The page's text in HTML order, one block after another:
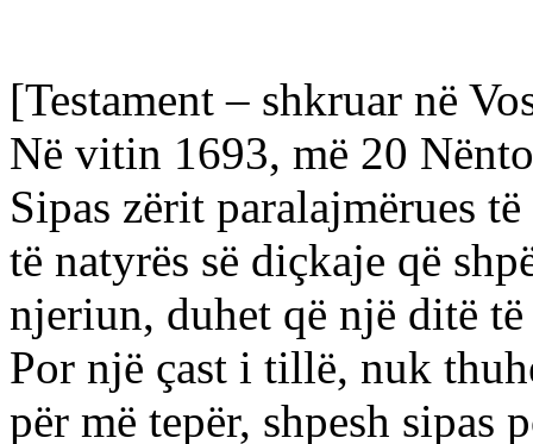
[Testament – shkruar në
Në vitin 1693, më 20
Sipas zërit paralajmërues
të natyrës së diçkaje që
njeriun, duhet që një ditë të
Por një çast i tillë, nuk
për më tepër, shpesh